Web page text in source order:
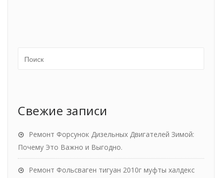
Свежие записи
Ремонт Форсунок Дизельных Двигателей Зимой:
Почему Это Важно и Выгодно.
Ремонт Фольсваген тигуан 2010г муфты халдекс